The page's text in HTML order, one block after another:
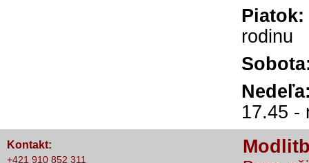
rodinu
17.45 -
Kontakt:
+421 910 852 311